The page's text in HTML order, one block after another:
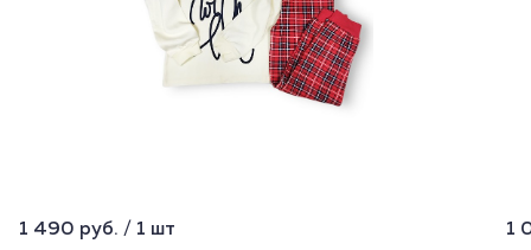
1 490 руб. / 1 шт 1